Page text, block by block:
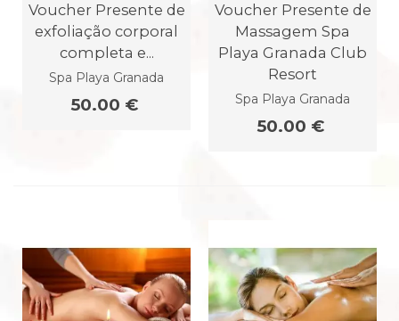
Voucher Presente de
exfoliação corporal
completa e...
Spa Playa Granada
50.00 €
Voucher Presente de
Massagem Spa
Playa Granada Club
Resort
Spa Playa Granada
50.00 €